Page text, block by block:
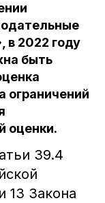
в 2022 году
быть
ограничений
оценки.
39.4
13 Закона